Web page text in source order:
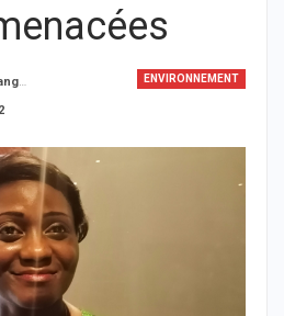
ENVIRONNEMENT